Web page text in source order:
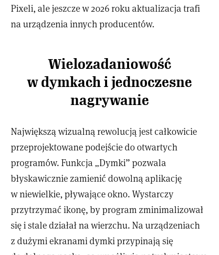
Pixeli, ale jeszcze w 2026 roku aktualizacja trafi
na urządzenia innych producentów.
Wielozadaniowość
w dymkach i jednoczesne
nagrywanie
Największą wizualną rewolucją jest całkowicie
przeprojektowane podejście do otwartych
programów. Funkcja „Dymki” pozwala
błyskawicznie zamienić dowolną aplikację
w niewielkie, pływające okno. Wystarczy
przytrzymać ikonę, by program zminimalizował
się i stale działał na wierzchu. Na urządzeniach
z dużymi ekranami dymki przypinają się